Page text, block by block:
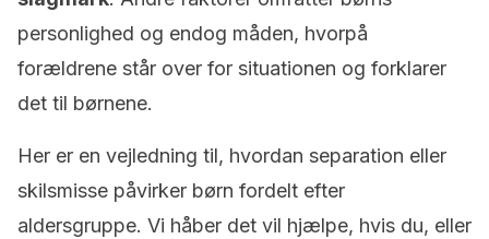
personlighed og endog måden, hvorpå
forældrene står over for situationen og forklarer
det til børnene.
Her er en vejledning til, hvordan separation eller
skilsmisse påvirker børn fordelt efter
aldersgruppe. Vi håber det vil hjælpe, hvis du, eller